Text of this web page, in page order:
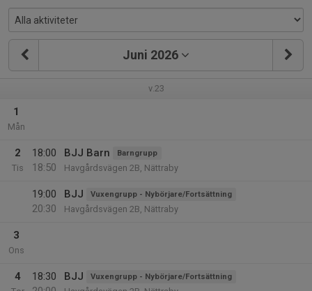
Juni 2026
v.23
1
Mån
2
Tis
18:00
18:50
BJJ Barn Barngrupp
Havgårdsvägen 2B, Nättraby
19:00
20:30
BJJ Vuxengrupp - Nybörjare/Fortsättning
Havgårdsvägen 2B, Nättraby
3
Ons
4
18:30
BJJ Vuxengrupp - Nybörjare/Fortsättning